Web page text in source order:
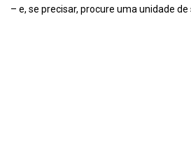
– e, se precisar, procure uma unidade de